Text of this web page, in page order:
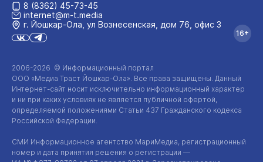
2006-2026 © Информационный портал
ООО «Медиа Траст Йошкар-Ола». Все права защищены. Данный
Интернет-сайт носит исключительно информационный характер
и ни при каких условиях не является публичной офертой,
определяемой положениями Статьи 437 Гражданского кодекса
Российской Федерации.
СМИ Информационное агентство МариМедиа, регистрационный
номер и дата принятия решения о регистрации —
8 (8362) 45-73-45
internet@m-t.media
г. Йошкар‑Ола, ул Вознесенская, дом 76, офис 3
16+